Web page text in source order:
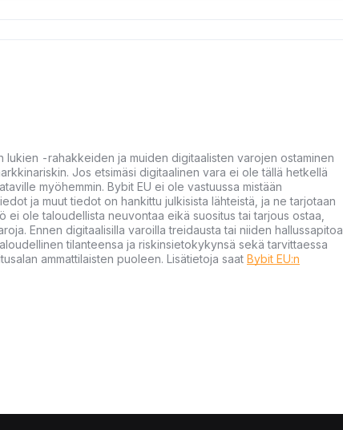
lukien -rahakkeiden ja muiden digitaalisten varojen ostaminen
Jos etsimäsi digitaalinen vara ei ole tällä hetkellä
myöhemmin. Bybit EU ei ole vastuussa mistään
ja muut tiedot on hankittu julkisista lähteistä, ja ne tarjotaan
ei ole taloudellista neuvontaa eikä suositus tai tarjous ostaa,
Ennen digitaalisilla varoilla treidausta tai niiden hallussapitoa
tilanteensa ja riskinsietokykynsä sekä tarvittaessa
ammattilaisten puoleen. Lisätietoja saat Bybit EU:n